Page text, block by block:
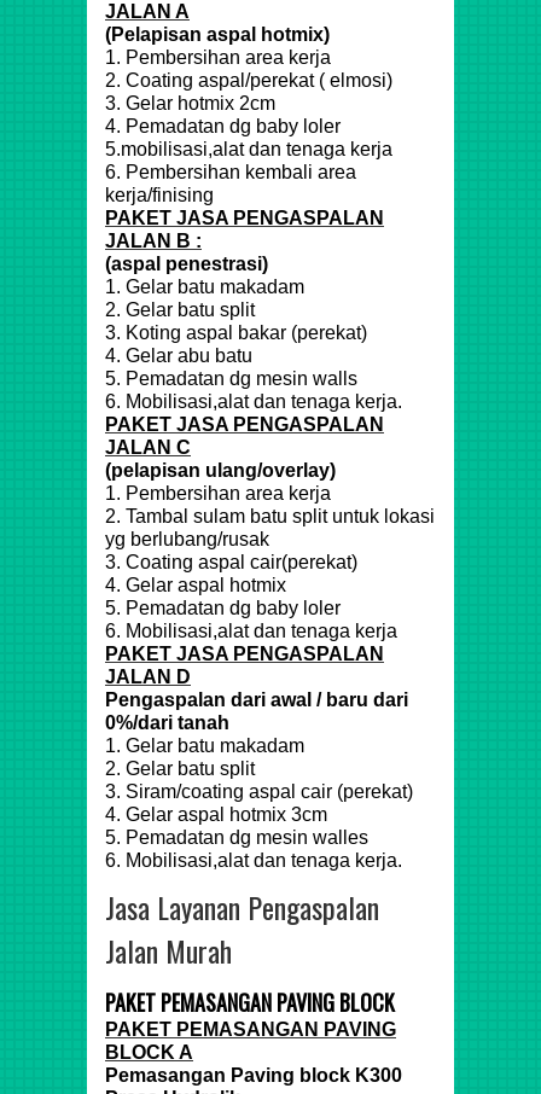
JALAN A
(Pelapisan aspal hotmix)
1. Pembersihan area kerja
2. Coating aspal/perekat ( elmosi)
3. Gelar hotmix 2cm
4. Pemadatan dg baby loler
5.mobilisasi,alat dan tenaga kerja
6. Pembersihan kembali area
kerja/finising
PAKET JASA PENGASPALAN
JALAN B :
(aspal penestrasi)
1. Gelar batu makadam
2. Gelar batu split
3. Koting aspal bakar (perekat)
4. Gelar abu batu
5. Pemadatan dg mesin walls
6. Mobilisasi,alat dan tenaga kerja.
PAKET JASA PENGASPALAN
JALAN C
(pelapisan ulang/overlay)
1. Pembersihan area kerja
2. Tambal sulam batu split untuk lokasi
yg berlubang/rusak
3. Coating aspal cair(perekat)
4. Gelar aspal hotmix
5. Pemadatan dg baby loler
6. Mobilisasi,alat dan tenaga kerja
PAKET JASA PENGASPALAN
JALAN D
Pengaspalan dari awal / baru dari
0%/dari tanah
1. Gelar batu makadam
2. Gelar batu split
3. Siram/coating aspal cair (perekat)
4. Gelar aspal hotmix 3cm
5. Pemadatan dg mesin walles
6. Mobilisasi,alat dan tenaga kerja.
Jasa Layanan Pengaspalan
Jalan Murah
PAKET PEMASANGAN PAVING BLOCK
PAKET PEMASANGAN PAVING
BLOCK A
Pemasangan Paving block K300